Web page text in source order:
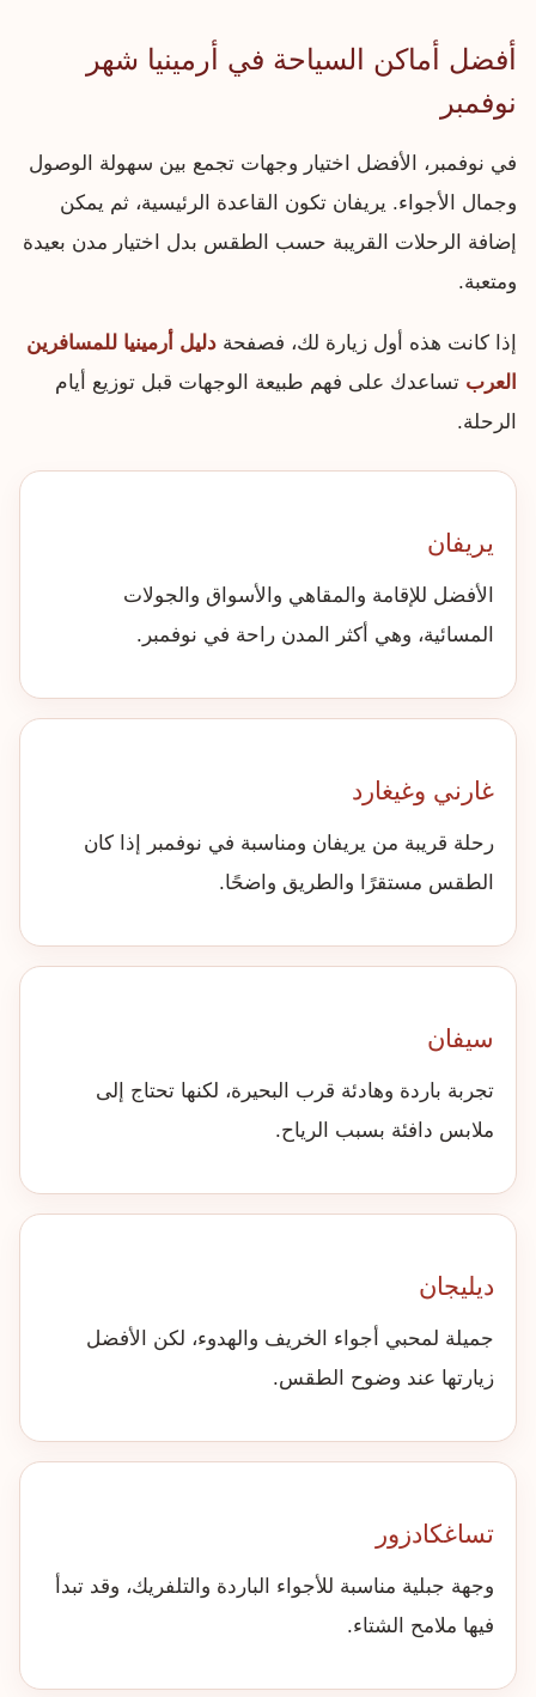
أفضل أماكن السياحة في أرمينيا شهر
نوفمبر
في نوفمبر، الأفضل اختيار وجهات تجمع بين سهولة الوصول
وجمال الأجواء. يريفان تكون القاعدة الرئيسية، ثم يمكن
إضافة الرحلات القريبة حسب الطقس بدل اختيار مدن بعيدة
ومتعبة.
إذا كانت هذه أول زيارة لك، فصفحة دليل أرمينيا للمسافرين
العرب تساعدك على فهم طبيعة الوجهات قبل توزيع أيام
الرحلة.
يريفان
الأفضل للإقامة والمقاهي والأسواق والجولات
المسائية، وهي أكثر المدن راحة في نوفمبر.
غارني وغيغارد
رحلة قريبة من يريفان ومناسبة في نوفمبر إذا كان
الطقس مستقرًا والطريق واضحًا.
سيفان
تجربة باردة وهادئة قرب البحيرة، لكنها تحتاج إلى
ملابس دافئة بسبب الرياح.
ديليجان
جميلة لمحبي أجواء الخريف والهدوء، لكن الأفضل
زيارتها عند وضوح الطقس.
تساغكادزور
وجهة جبلية مناسبة للأجواء الباردة والتلفريك، وقد تبدأ
فيها ملامح الشتاء.